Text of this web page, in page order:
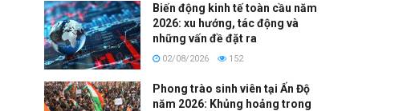
Biến động kinh tế toàn cầu năm
2026: xu hướng, tác động và
những vấn đề đặt ra
02/08/2026 152
Phong trào sinh viên tại Ấn Độ
năm 2026: Khủng hoảng trong